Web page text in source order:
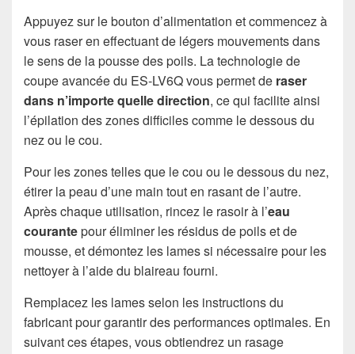
Appuyez sur le bouton d’alimentation et commencez à
vous raser en effectuant de légers mouvements dans
le sens de la pousse des poils. La technologie de
coupe avancée du ES-LV6Q vous permet de raser
dans n’importe quelle direction, ce qui facilite ainsi
l’épilation des zones difficiles comme le dessous du
nez ou le cou.
Pour les zones telles que le cou ou le dessous du nez,
étirer la peau d’une main tout en rasant de l’autre.
Après chaque utilisation, rincez le rasoir à l’eau
courantepour éliminer les résidus de poils et de
mousse, et démontez les lames si nécessaire pour les
nettoyer à l’aide du blaireau fourni.
Remplacez les lames selon les instructions du
fabricant pour garantir des performances optimales. En
suivant ces étapes, vous obtiendrez un rasage